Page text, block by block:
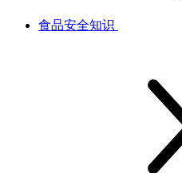
食品安全知识